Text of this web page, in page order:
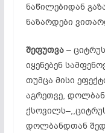
ნაწილებიდან
ნაზარდები
შეფუთვა–
იყენებენ
თუმცა მისი
აგრეთვე,
დოლბანდთან